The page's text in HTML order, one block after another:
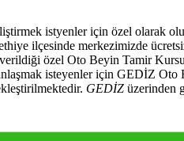
istyenler için özel olarak
ilçesinde merkezimizde
verildiği özel Oto Beyin Tamir
isteyenler için GEDİZ Oto
GEDİZ üzerinden